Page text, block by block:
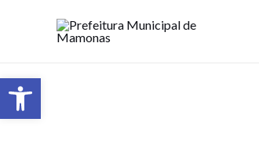
Barra de Ferramentas